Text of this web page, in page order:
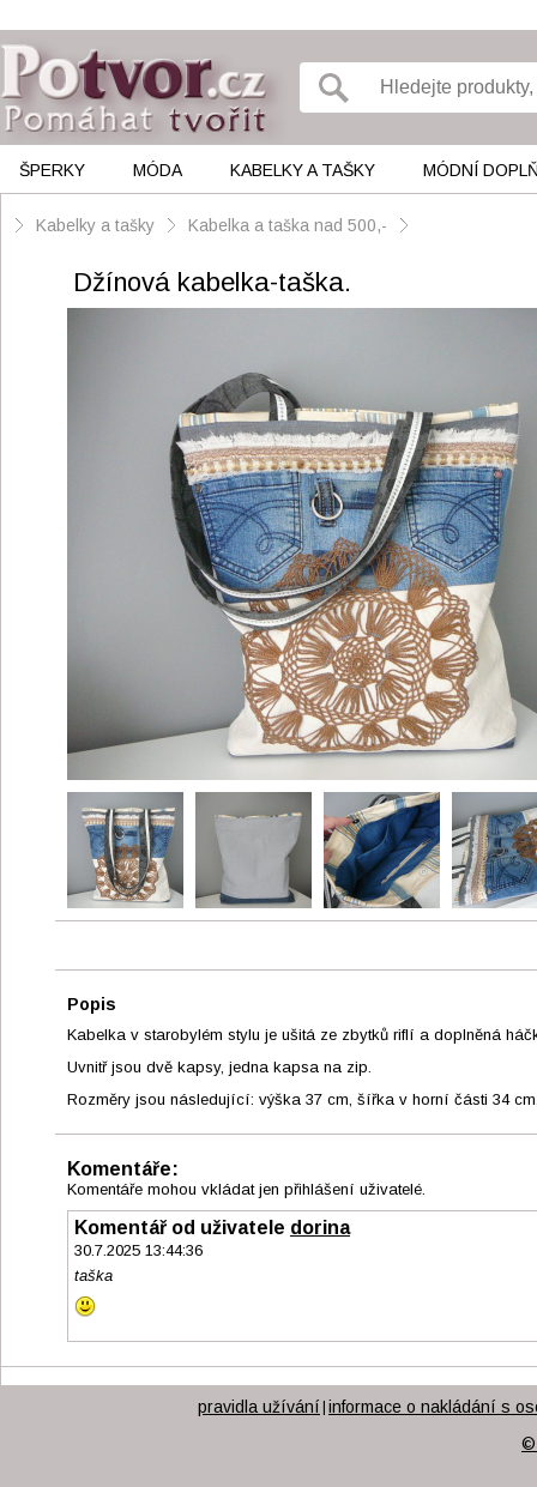
ŠPERKY MÓDA KABELKY A TAŠKY MÓDNÍ
Kabelky a tašky Kabelka a taška nad 500,-
Džínová kabelka-taška.
Popis
Kabelka v starobylém stylu je ušitá ze zbytků riflí a doplněná
Uvnitř jsou dvě kapsy, jedna kapsa na zip.
Rozměry jsou následující: výška 37 cm, šířka v horní části 34
Komentáře:
Komentáře mohou vkládat jen přihlášení uživatelé.
Komentář od uživatele dorina
30.7.2025 13:44:36
taška
pravidla užívání | informace o nakládání s
©